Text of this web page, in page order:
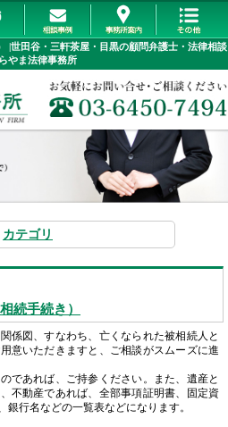
|世田谷・三軒茶屋・目黒の顧問弁護士・法律相談
やま法律事務所
カテゴリ
続手続き）
係図、すなわち、亡くなられた被相続人と
意いただきますと、ご相談がスムーズに進
であれば、ご持参ください。また、遺産と
不動産であれば、全部事項証明書、固定資
行名などの一覧表などになります。